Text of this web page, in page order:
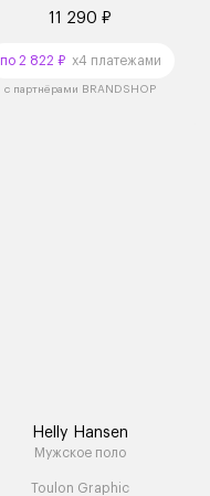
11 290 ₽
по 2 822 ₽x4 платежами
с партнёрами BRANDSHOP
Helly Hansen
Мужское поло
Toulon Graphic